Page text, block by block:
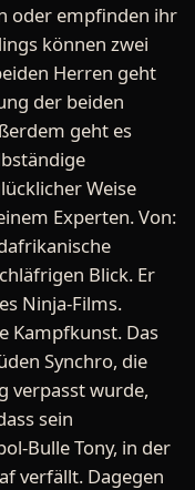
oder empfinden ihr
können zwei
Herren geht
der beiden
geht es
Weise
Experten. Von:
Blick. Er
Ninja-Films.
Kampfkunst. Das
Synchro, die
verpasst wurde,
sein
Bulle Tony, in der
verfällt. Dagegen